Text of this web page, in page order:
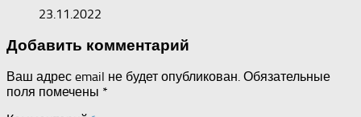
23.11.2022
Добавить комментарий
Ваш адрес email не будет опубликован. Обязательные
поля помечены *